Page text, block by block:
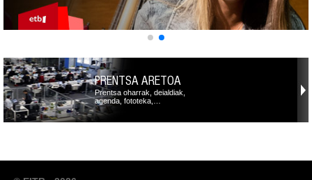
PRENTSA ARETOA
Prentsa oharrak, deialdiak,
agenda, fototeka,…